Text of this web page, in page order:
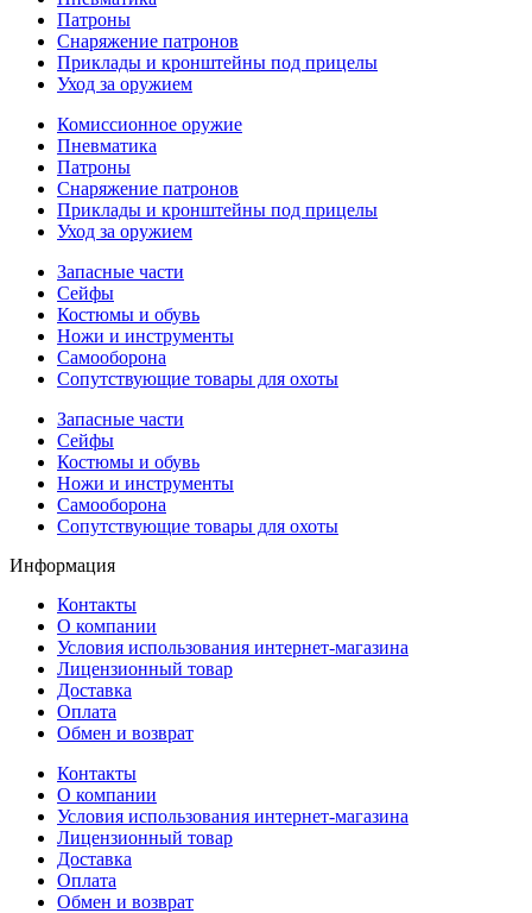
Патроны
Снаряжение патронов
Приклады и кронштейны под прицелы
Уход за оружием
Комиссионное оружие
Пневматика
Патроны
Снаряжение патронов
Приклады и кронштейны под прицелы
Уход за оружием
Запасные части
Сейфы
Костюмы и обувь
Ножи и инструменты
Самооборона
Сопутствующие товары для охоты
Запасные части
Сейфы
Костюмы и обувь
Ножи и инструменты
Самооборона
Сопутствующие товары для охоты
Информация
Контакты
О компании
Условия использования интернет-магазина
Лицензионный товар
Доставка
Оплата
Обмен и возврат
Контакты
О компании
Условия использования интернет-магазина
Лицензионный товар
Доставка
Оплата
Обмен и возврат